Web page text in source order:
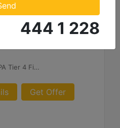
EU Stage V, U.S. EPA Tier 4 Final, Korea Stage V, Japan 2014, China NRIV
Get Offer
444 1 228